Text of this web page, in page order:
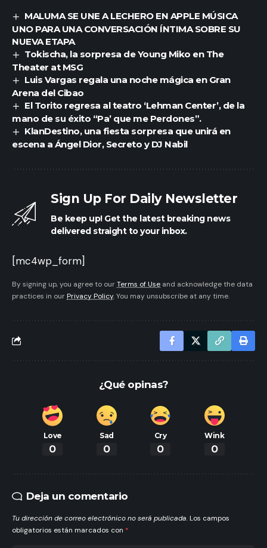
MALUMA SE UNE A LECHERO EN APPLE MÚSICA
UNO PARA UNA CONVERSACIÓN ÍNTIMA SOBRE SU
NUEVA ETAPA
Tokischa, la sorpresa de Young Miko en The
Theater at MSG
Luis Vargas regala una noche mágica en Gran
Arena del Cibao
El Torito regresa al teatro ‘Lehman Center’, de la
mano de su éxito “Pa’ que me Perdones”.
KlanDestino, una fiesta sorpresa que unirá en
escena a Ángel Dior, Secreto y DJ Nabil
Sign Up For Daily Newsletter
Be keep up! Get the latest breaking news
delivered straight to your inbox.
[mc4wp_form]
By signing up, you agree to ourTerms of Use and acknowledge the data
practices in our Privacy Policy. You may unsubscribe at any time.
¿Qué opinas?
Love
0
Sad
0
Cry
0
Wink
0
Deja un comentario
Tu dirección de correo electrónico no será publicada. Los campos
obligatorios están marcados con *